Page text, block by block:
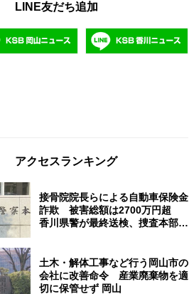
LINE友だち追加
アクセスランキング
接骨院院長らによる自動車保険金
詐欺 被害総額は2700万円超
香川県警が最終送検、捜査本部解
土木・解体工事など行う岡山市の
会社に改善命令 産業廃棄物を適
切に保管せず 岡山